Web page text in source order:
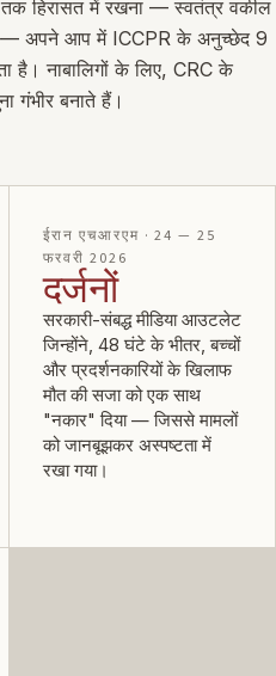
हिरासत में रखना — स्वतंत्र वकील
— अपने आप में ICCPR के अनुच्छेद 9
है। नाबालिगों के लिए, CRC के
गंभीर बनाते हैं।
ईरान एचआरएम · 24 — 25
फरवरी 2026
दर्जनों
सरकारी-संबद्ध मीडिया आउटलेट
जिन्होंने, 48 घंटे के भीतर, बच्चों
और प्रदर्शनकारियों के खिलाफ
मौत की सजा को एक साथ
"नकार" दिया — जिससे मामलों
को जानबूझकर अस्पष्टता में
रखा गया।